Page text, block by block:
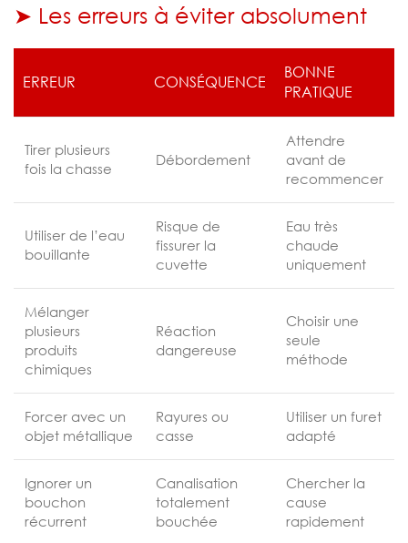
➤ Les erreurs à éviter absolument
ERREUR CONSÉQUENCE
BONNE
PRATIQUE
Tirer plusieurs
fois la chasse
Débordement
Attendre
avant de
recommencer
Utiliser de l’eau
bouillante
Risque de
fissurer la
cuvette
Eau très
chaude
uniquement
Mélanger
plusieurs
produits
chimiques
Réaction
dangereuse
Choisir une
seule
méthode
Forcer avec un
objet métallique
Rayures ou
casse
Utiliser un furet
adapté
Ignorer un
bouchon
récurrent
Canalisation
totalement
bouchée
Chercher la
cause
rapidement